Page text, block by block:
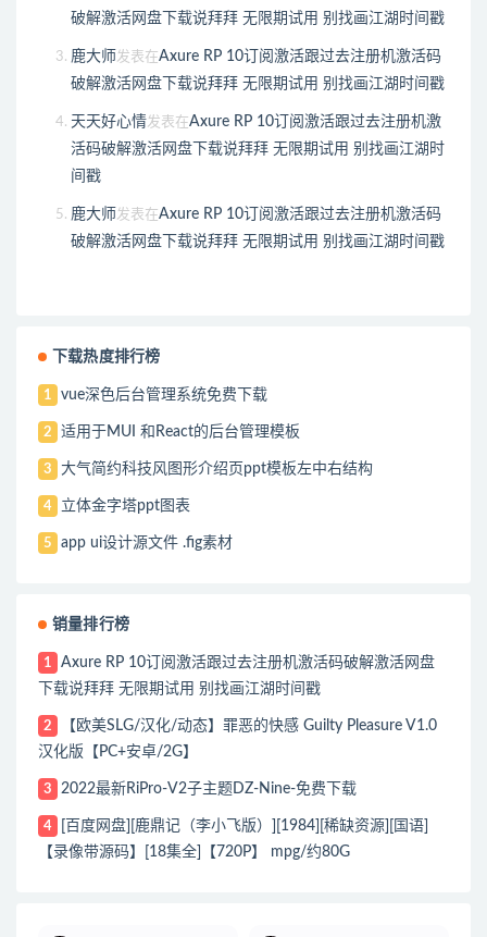
破解激活网盘下载说拜拜 无限期试用 别找画江湖时间戳
鹿大师发表在Axure RP 10订阅激活跟过去注册机激活码
破解激活网盘下载说拜拜 无限期试用 别找画江湖时间戳
天天好心情发表在Axure RP 10订阅激活跟过去注册机激
活码破解激活网盘下载说拜拜 无限期试用 别找画江湖时
间戳
鹿大师发表在Axure RP 10订阅激活跟过去注册机激活码
破解激活网盘下载说拜拜 无限期试用 别找画江湖时间戳
下载热度排行榜
1 vue深色后台管理系统免费下载
2 适用于MUI 和React的后台管理模板
3 大气简约科技风图形介绍页ppt模板左中右结构
4 立体金字塔ppt图表
5 app ui设计源文件 .fig素材
销量排行榜
1
Axure RP 10订阅激活跟过去注册机激活码破解激活网盘
下载说拜拜 无限期试用 别找画江湖时间戳
2
【欧美SLG/汉化/动态】罪恶的快感 Guilty Pleasure V1.0
汉化版【PC+安卓/2G】
3 2022最新RiPro-V2子主题DZ-Nine-免费下载
4
[百度网盘][鹿鼎记（李小飞版）][1984][稀缺资源][国语]
【录像带源码】[18集全]【720P】 mpg/约80G